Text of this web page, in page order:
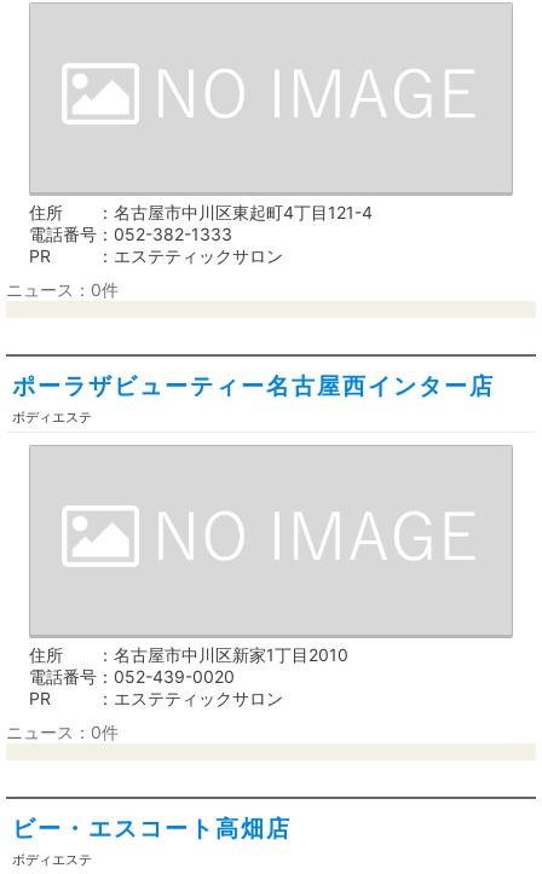
住所
名古屋市中川区東起町4丁目121-4
電話番号
052-382-1333
PR
エステティックサロン
ニュース：0件
ポーラザビューティー名古屋西インター店
ボディエステ
住所
名古屋市中川区新家1丁目2010
電話番号
052-439-0020
PR
エステティックサロン
ニュース：0件
ビー・エスコート高畑店
ボディエステ